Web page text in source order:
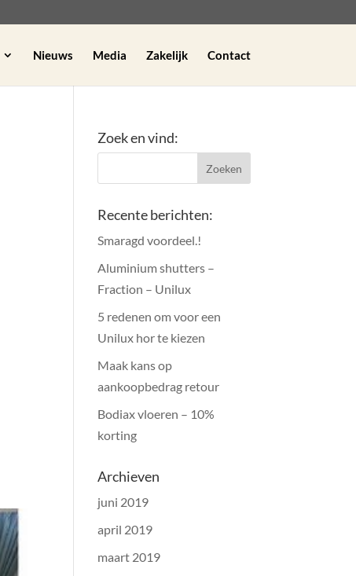
Nieuws Media Zakelijk Contact
Zoek en vind:
Recente berichten:
Smaragd voordeel.!
Aluminium shutters –
Fraction – Unilux
5 redenen om voor een
Unilux hor te kiezen
Maak kans op
aankoopbedrag retour
Bodiax vloeren – 10%
korting
Archieven
juni 2019
april 2019
maart 2019